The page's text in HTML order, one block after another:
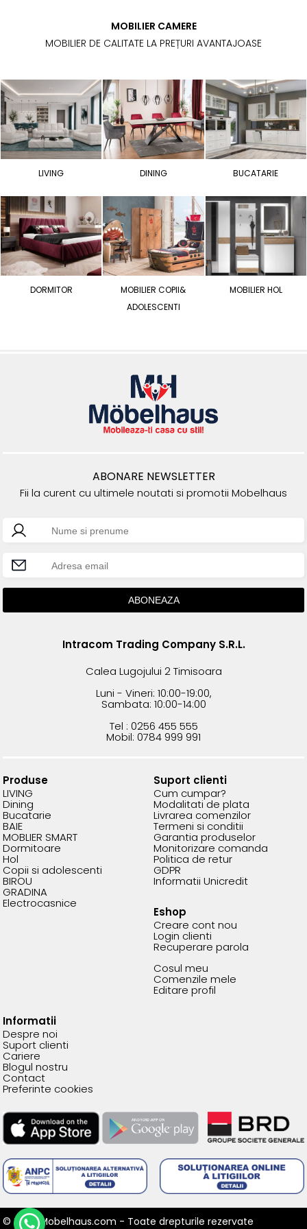
MOBILIER CAMERE
MOBILIER DE CALITATE LA PREȚURI AVANTAJOASE
LIVING DINING BUCATARIE
DORMITOR
MOBILIER COPII&
ADOLESCENTI
MOBILIER HOL
ABONARE NEWSLETTER
Fii la curent cu ultimele noutati si promotii Mobelhaus
Intracom Trading Company S.R.L.
Calea Lugojului 2 Timisoara
Luni - Vineri: 10:00-19:00,
Sambata: 10:00-14:00
Tel : 0256 455 555
Mobil: 0784 999 991
Produse
LIVING
Dining
Bucatarie
BAIE
MOBLIER SMART
Dormitoare
Hol
Copii si adolescenti
BIROU
GRADINA
Electrocasnice
Suport clienti
Cum cumpar?
Modalitati de plata
Livrarea comenzilor
Termeni si conditii
Garantia produselor
Monitorizare comanda
Politica de retur
GDPR
Informatii Unicredit
Eshop
Creare cont nou
Login clienti
Recuperare parola
Cosul meu
Comenzile mele
Editare profil
Informatii
Despre noi
Suport clienti
Cariere
Blogul nostru
Contact
Preferinte cookies
© 2026 Mobelhaus.com - Toate drepturile rezervate